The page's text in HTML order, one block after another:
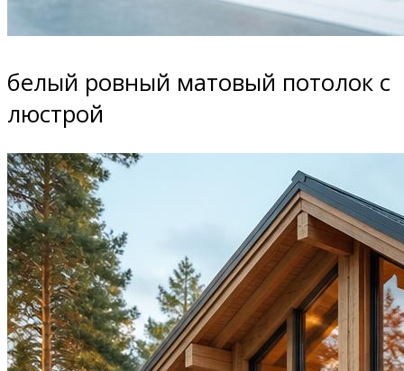
белый ровный матовый потолок с
люстрой